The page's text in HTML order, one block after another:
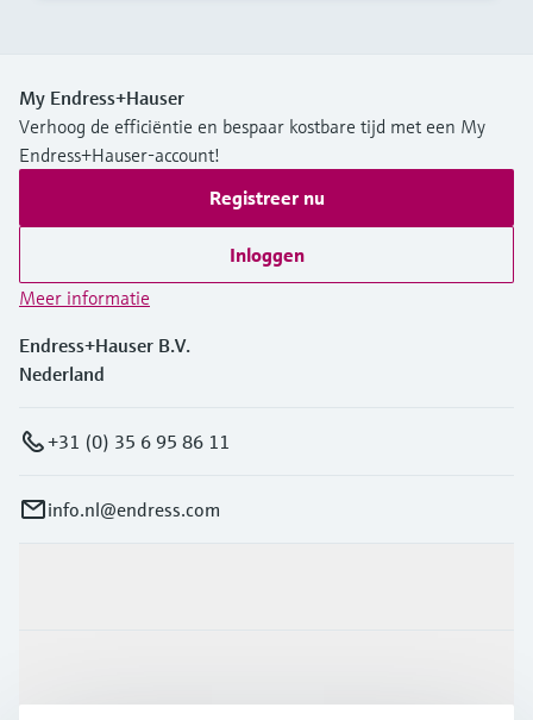
My Endress+Hauser
Verhoog de efficiëntie en bespaar kostbare tijd met een My
Endress+Hauser-account!
Registreer nu
Inloggen
Meer informatie
Endress+Hauser B.V.
Nederland
+31 (0) 35 6 95 86 11
info.nl@endress.com